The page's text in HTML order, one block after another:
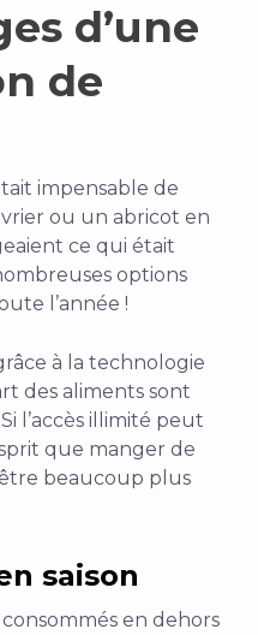
d’une
de
impensable de
ou un abricot en
ce qui était
options
l’année !
à la technologie
des aliments sont
l’accès illimité peut
que manger de
beaucoup plus
saison
en dehors